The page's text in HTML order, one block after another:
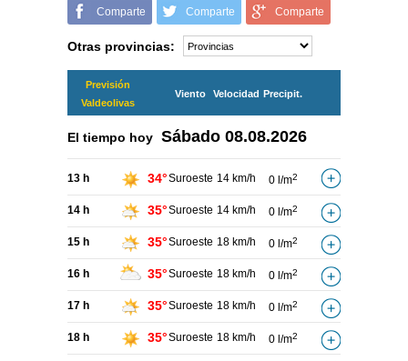
Comparte Comparte Comparte
Otras provincias:
Previsión
Valdeolivas
Viento Velocidad Precipit.
El tiempo hoy Sábado 08.08.2026
13 h 34°Suroeste 14 km/h 0 l/m2
14 h 35°Suroeste 14 km/h 0 l/m2
15 h 35°Suroeste 18 km/h 0 l/m2
16 h 35°Suroeste 18 km/h 0 l/m2
17 h 35°Suroeste 18 km/h 0 l/m2
18 h 35°Suroeste 18 km/h 0 l/m2